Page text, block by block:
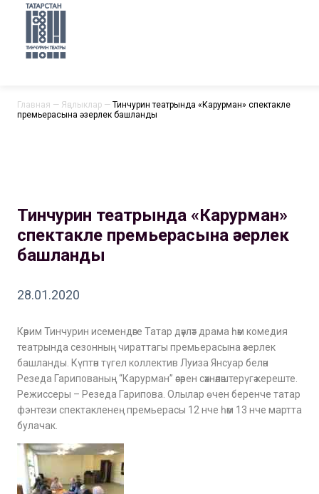
Главная — Яңалыклар — Тинчурин театрында «Карурман» спектакле
премьерасына әзерлек башланды
Тинчурин театрында «Карурман»
спектакле премьерасына әзерлек
башланды
28.01.2020
Кәрим Тинчурин исемендәге Татар дәүләт драма һәм комедия
театрында сезонның чираттагы премьерасына әзерлек
башланды. Күптән түгел коллектив Луиза Янсуар белән
Резеда Гарипованың “Карурман” әсәрен сәхнәләштерүгә кереште.
Режиссеры – Резеда Гарипова. Олылар өчен беренче татар
фэнтези спектакленең премьерасы 12 нче һәм 13 нче мартта
булачак.